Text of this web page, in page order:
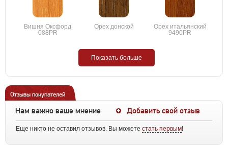
Вишня Оксфорд
088PR
Орех донской
Орех итальянский
9490PR
Показать больше
Отзывы покупателей
Нам важно ваше мнение Добавить свой отзыв
Еще никто не оставил отзывов. Вы можете стать первым!